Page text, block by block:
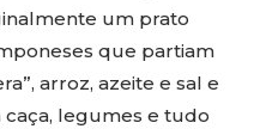
um prato
que partiam
arroz, azeite e sal e
legumes e tudo